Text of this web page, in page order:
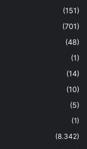
(151)
(701)
(48)
(1)
(14)
(10)
(5)
(1)
(8.342)